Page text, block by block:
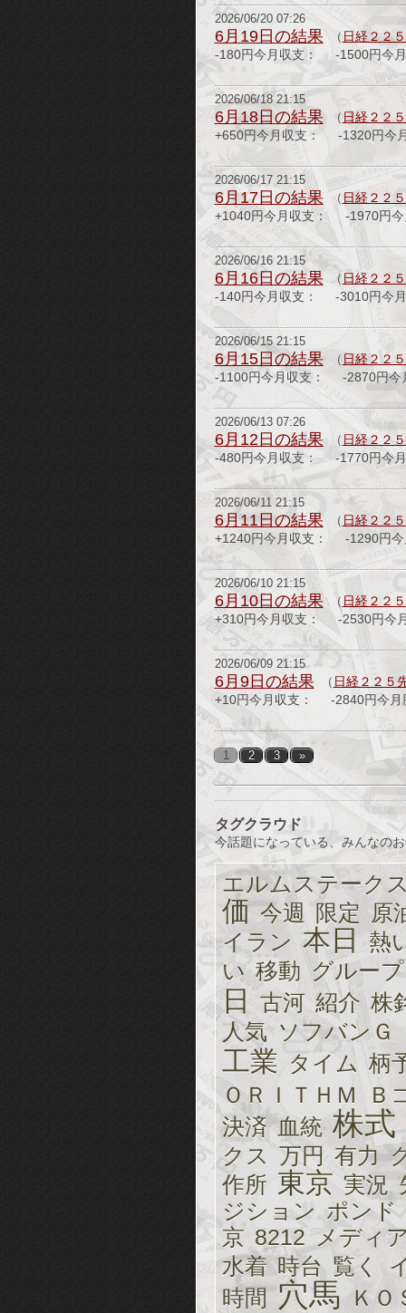
2026/06/20 07:26
6月19日の結果 （ 日経２２
-180円今月収支： -1500円今
2026/06/18 21:15
6月18日の結果 （ 日経２２
+650円今月収支： -1320円今
2026/06/17 21:15
6月17日の結果 （日経２２
+1040円今月収支： -1970円
2026/06/16 21:15
6月16日の結果 （日経２２
-140円今月収支： -3010円今
2026/06/15 21:15
6月15日の結果 （ 日経２２
-1100円今月収支： -2870円今
2026/06/13 07:26
6月12日の結果 （ 日経２２
-480円今月収支： -1770円今
2026/06/11 21:15
6月11日の結果 （ 日経２２
+1240円今月収支： -1290円
2026/06/10 21:15
6月10日の結果 （ 日経２２
+310円今月収支： -2530円今
2026/06/09 21:15
6月9日の結果 （ 日経２２５
+10円今月収支： -2840円今月
1 2 3 »
タグクラウド
今話題になっている、みんなの
エルムステーク
価 今週 限定 原
イラン 本日
熱
い 移動 グループ
日 古河 紹介 株
人気 ソフバンＧ
工業 タイム 柄
ＯＲＩＴＨＭ
Ｂ
決済 血統 株式
クス 万円 有力
作所 東京 実況
ジション ポンド
京 8212 メディ
水着 時台 覧く
時間 穴馬
ＫＯ